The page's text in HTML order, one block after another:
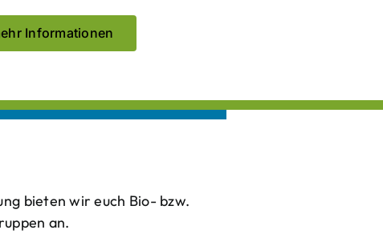
Informationen
bieten wir euch Bio- bzw.
an.